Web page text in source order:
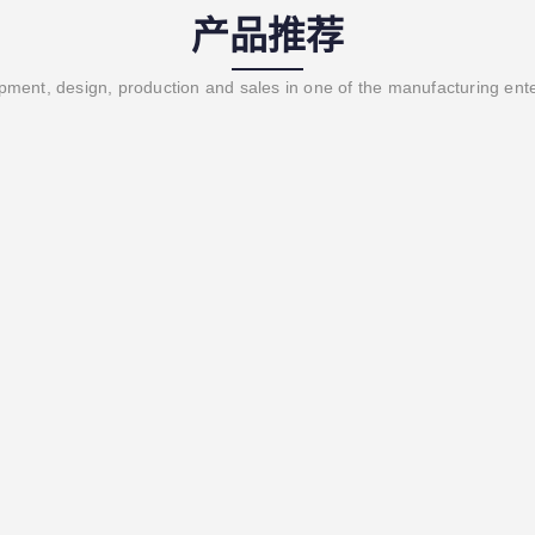
产品推荐
design, production and sales in one of the manufacturing